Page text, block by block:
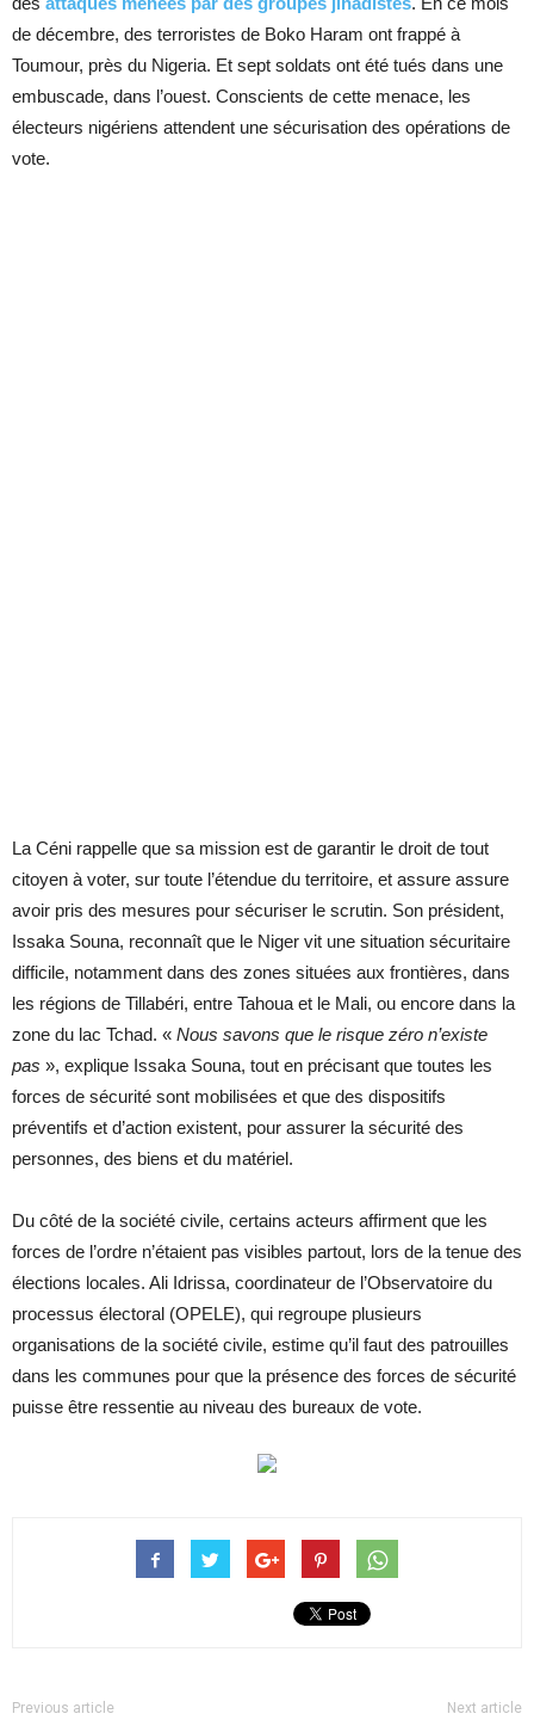
de décembre, des terroristes de Boko Haram ont frappé à
Toumour, près du Nigeria. Et sept soldats ont été tués dans une
embuscade, dans l’ouest. Conscients de cette menace, les
électeurs nigériens attendent une sécurisation des opérations de
vote.
La Céni rappelle que sa mission est de garantir le droit de tout
citoyen à voter, sur toute l’étendue du territoire, et assure assure
avoir pris des mesures pour sécuriser le scrutin. Son président,
Issaka Souna, reconnaît que le Niger vit une situation sécuritaire
difficile, notamment dans des zones situées aux frontières, dans
les régions de Tillabéri, entre Tahoua et le Mali, ou encore dans la
zone du lac Tchad. « Nous savons que le risque zéro n’existe
pas », explique Issaka Souna, tout en précisant que toutes les
forces de sécurité sont mobilisées et que des dispositifs
préventifs et d’action existent, pour assurer la sécurité des
personnes, des biens et du matériel.
Du côté de la société civile, certains acteurs affirment que les
forces de l’ordre n’étaient pas visibles partout, lors de la tenue des
élections locales. Ali Idrissa, coordinateur de l’Observatoire du
processus électoral (OPELE), qui regroupe plusieurs
organisations de la société civile, estime qu’il faut des patrouilles
dans les communes pour que la présence des forces de sécurité
puisse être ressentie au niveau des bureaux de vote.
Previous article Next article